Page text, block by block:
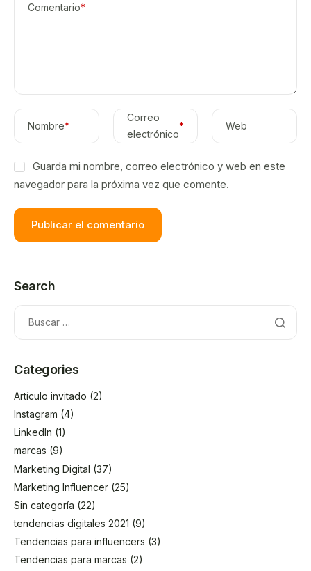
Comentario*
Nombre*
Correo
electrónico
* Web
Guarda mi nombre, correo electrónico y web en este
navegador para la próxima vez que comente.
Search
Categories
Artículo invitado (2)
Instagram (4)
LinkedIn (1)
marcas (9)
Marketing Digital (37)
Marketing Influencer (25)
Sin categoría (22)
tendencias digitales 2021 (9)
Tendencias para influencers (3)
Tendencias para marcas (2)